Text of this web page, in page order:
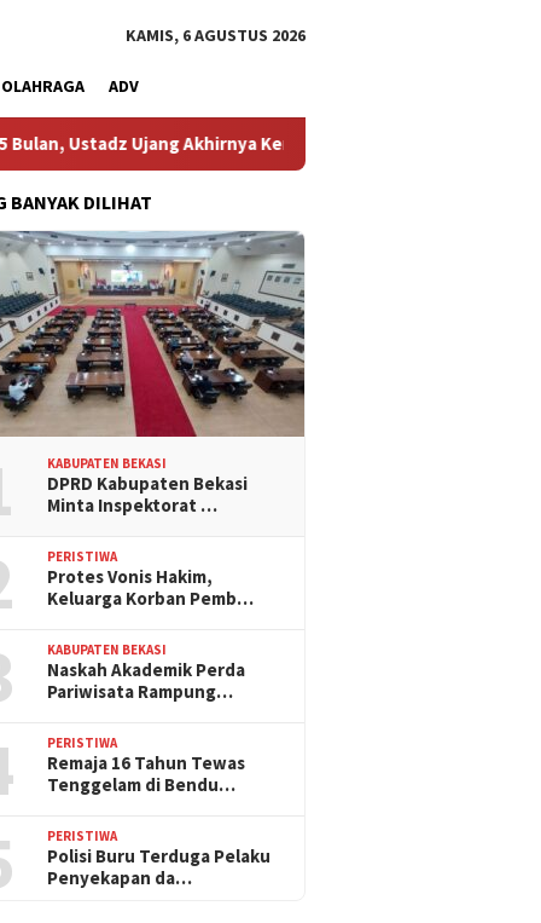
KAMIS, 6 AGUSTUS 2026
OLAHRAGA ADV
Akhirnya Kembali Melihat Motor Kesayangannya
BANYAK DILIHAT
KABUPATEN BEKASI
DPRD Kabupaten Bekasi
Minta Inspektorat …
PERISTIWA
Protes Vonis Hakim,
Keluarga Korban Pemb…
KABUPATEN BEKASI
Naskah Akademik Perda
Pariwisata Rampung…
PERISTIWA
Remaja 16 Tahun Tewas
Tenggelam di Bendu…
PERISTIWA
Polisi Buru Terduga Pelaku
Penyekapan da…